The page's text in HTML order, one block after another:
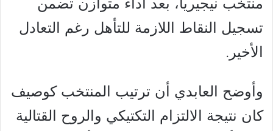
تسجيل النقاط اللازمة للتأهل رغم التعادل
الأخير.
وأوضح العابدي أن ترتيب المنتخب كوصيف
كان نتيجة الالتزام التكتيكي والروح القتالية